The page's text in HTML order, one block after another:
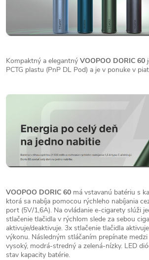
Kompaktný a elegantný VOOPOO DORIC 60
PCTG plastu (PnP DL Pod) a je v ponuke v
VOOPOO DORIC 60 má vstavanú batériu s
ktorá sa nabíja pomocou rýchleho nabíjania
port (5V/1,6A). Na ovládanie e-cigarety slúži
stlačenie tlačidla v rýchlom slede za sebou
aktivuje/deaktivuje. 3x stlačenie tlačidla
výkonu. Následným stláčaním prepínate
vysoký, modrá-stredný a zelená-nízky. LED
stav kapacity batérie.